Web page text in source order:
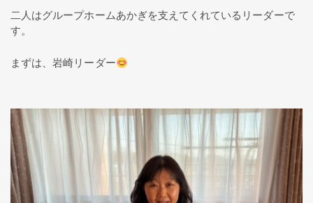
二人はグループホームあかぎを支えてくれているリーダーで
す。
まずは、岩崎リーダー